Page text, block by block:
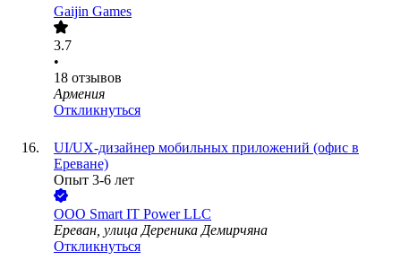
Gaijin Games
3.7
•
18 отзывов
Армения
Откликнуться
UI/UX-дизайнер мобильных приложений (офис в
Ереване)
Опыт 3-6 лет
ООО Smart IT Power LLC
Ереван, улица Дереника Демирчяна
Откликнуться